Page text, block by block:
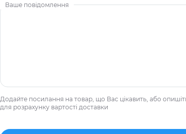
Ваше повідомлення
Додайте посилання на товар, що Вас цікавить, або
для розрахунку вартості доставки